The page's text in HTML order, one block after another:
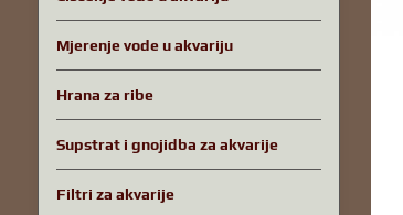
Mjerenje vode u akvariju
Hrana za ribe
Supstrat i gnojidba za akvarije
Filtri za akvarije